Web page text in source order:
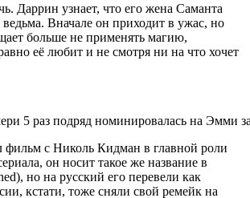
Даррин узнает, что его жена Саманта
Вначале он приходит в ужас, но
больше не применять магию,
её любит и не смотря ни на что хочет
5 раз подряд номинировалась на Эмми
с Николь Кидман в главной роли
он носит такое же название в
но на русский его перевели как
кстати, тоже сняли свой ремейк на